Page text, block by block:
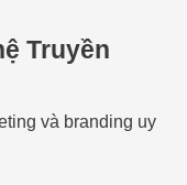
Truyền
và branding uy